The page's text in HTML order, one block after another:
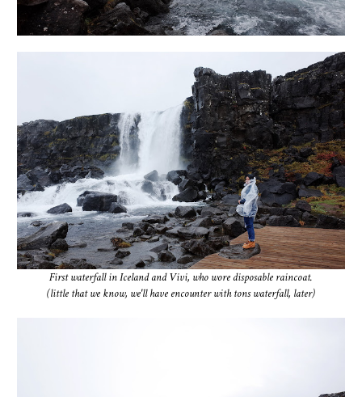
First waterfall in Iceland and Vivi, who wore disposable raincoat.
(little that we know, we'll have encounter with tons waterfall, later)